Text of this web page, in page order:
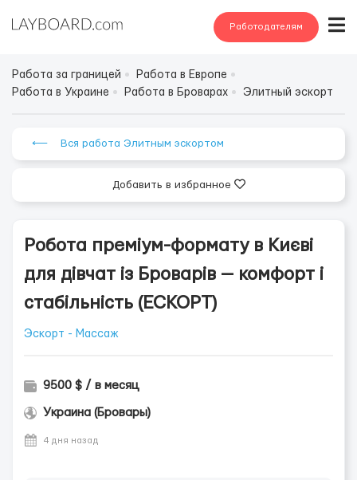
Работодателям
Работа за границей
Работа в Европе
Работа в Украине
Работа в Броварах Элитный эскорт
⟵ Вся работа Элитным эскортом
Добавить в избранное
Робота преміум-формату в Києві
для дівчат із Броварів — комфорт і
стабільність (ЕСКОРТ)
Эскорт - Массаж
9500 $ / в месяц
Украина (Бровары)
4 дня назад